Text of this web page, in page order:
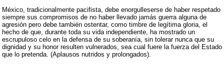
México, tradicionalmente pacifista, debe enorgulleserse de haber respetado
siempre sus compromisos de no haber llevado jamás guerra alguna de
agresión pero debe también ostentar, como timbre de legítima gloria, el
hecho de que, durante toda su vida independiente, ha mostrado un
escrupuloso celo en la defensa de su soberanía, sin tolerar nunca que su
dignidad y su honor resulten vulnerados, sea cual fuere la fuerza del Estado
que lo pretenda. (Aplausos nutridos y prolongados).